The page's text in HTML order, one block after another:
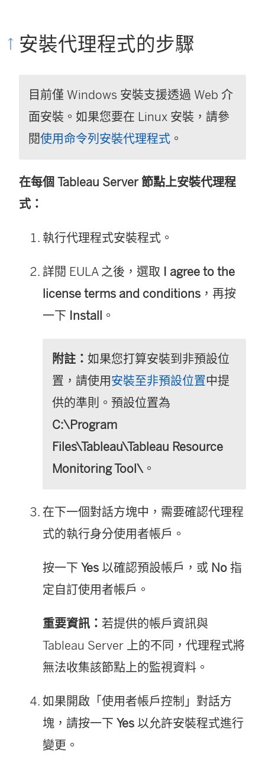
安裝代理程式的步驟
目前僅 Windows 安裝支援透過 Web 介
面安裝。如果您要在 Linux 安裝，請參
閱使用命令列安裝代理程式 。
在每個 Tableau Server 節點上安裝代理程
式：
執行代理程式安裝程式。
詳閱 EULA 之後，選取 I agree to the
license terms and conditions ，再按
一下 Install 。
附註： 如果您打算安裝到非預設位
置，請使用安裝至非預設位置中提
供的準則。預設位置為
C:\Program
Files\Tableau\Tableau Resource
Monitoring Tool\。
在下一個對話方塊中，需要確認代理程
式的執行身分使用者帳戶。
按一下 Yes 以確認預設帳戶，或 No 指
定自訂使用者帳戶。
重要資訊： 若提供的帳戶資訊與
Tableau Server 上的不同，代理程式將
無法收集該節點上的監視資料。
如果開啟「使用者帳戶控制」對話方
塊，請按一下 Yes 以允許安裝程式進行
變更。